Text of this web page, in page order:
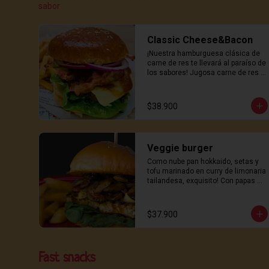
sabor
Classic Cheese&Bacon
¡Nuestra hamburguesa clásica de
carne de res te llevará al paraíso de
los sabores! Jugosa carne de res
suave pan hokkaido y coronado
con nuestra deliciosa salsa de la
inigualable?  Con papas de la casa!
$38.900
Veggie burger
Como nube pan hokkaido, setas y
tofu marinado en curry de limonaria
tailandesa, exquisito! Con papas de
$37.900
Fast snacks